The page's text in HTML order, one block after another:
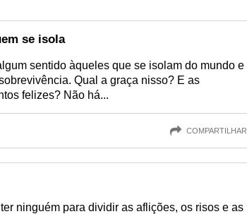
se isola
sentido àqueles que se isolam do mundo e
Qual a graça nisso? E as
felizes? Não há...
COMPARTILHAR
ninguém para dividir as aflições, os risos e as